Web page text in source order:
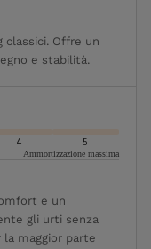
classici. Offre un
e stabilità.
4 5
Ammortizzazione massima
e un
gli urti senza
maggior parte